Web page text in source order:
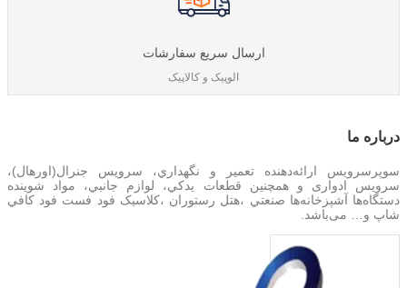
ارسال سریع سفارشات
الوپیک و کالاپیک
درباره‌ ما
سوپرسرویس ارائه‌دهنده تعمير و نگهداري، سرویس جنرال(اورهال)،
سرویس‌ ادواری و همچنین قطعات يدکي، لوازم جانبي، مواد شوینده
دستگاه‌ها آشپزخانه‌ها صنعتي ،هتل رستوران ،کلاسیک فود فست فود کافي
شاپ و… می‌باشد.